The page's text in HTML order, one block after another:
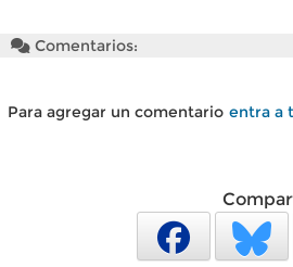
Comentarios:
Para agregar un comentario entra a